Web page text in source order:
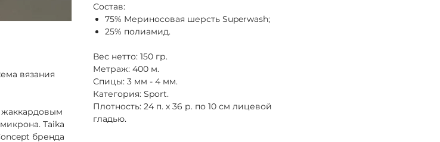
вязания
жаккардовым
Taika
бренда
Состав:
75% Мериносовая шерсть Superwash;
25% полиамид.
Вес нетто: 150 гр.
Метраж: 400 м.
Спицы: 3 мм - 4 мм.
Категория: Sport.
Плотность: 24 п. х 36 р. по 10 см лицевой
гладью.